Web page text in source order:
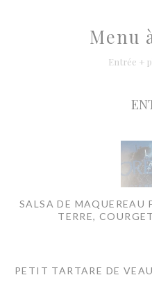
Menu
Entrée +
SALSA DE MAQUEREAU
TERRE,
PETIT TARTARE DE